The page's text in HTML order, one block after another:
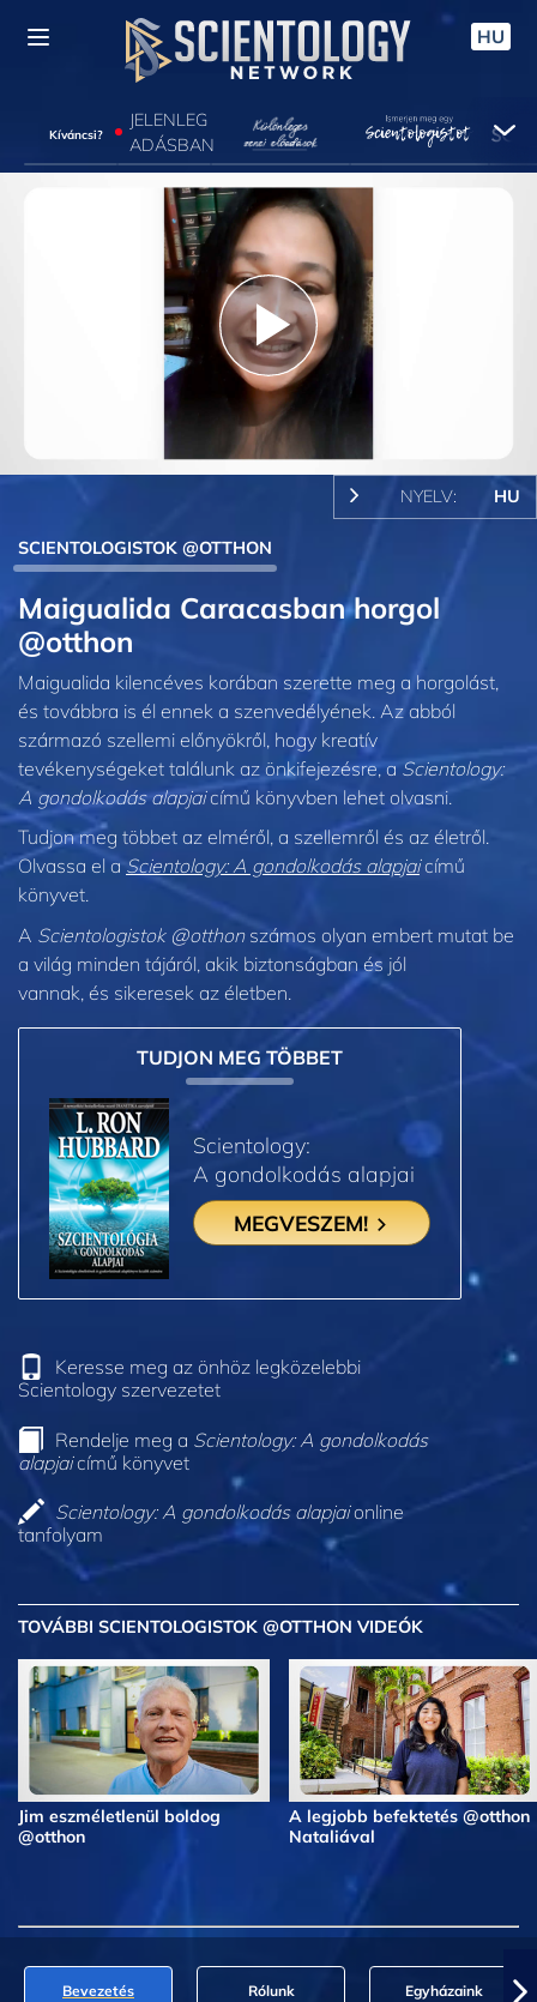
HU
Kíváncsi?
JELENLEG
ADÁSBAN
Play
Video
NYELV: HU
SCIENTOLOGISTOK @OTTHON
Maigualida Caracasban horgol
@otthon
Maigualida kilencéves korában szerette meg a horgolást,
és továbbra is él ennek a szenvedélyének. Az abból
származó szellemi előnyökről, hogy kreatív
tevékenységeket találunk az önkifejezésre, aScientology:
A gondolkodás alapjaicímű könyvben lehet olvasni.
Tudjon meg többet az elméről, a szellemről és az életről.
Olvassa el aScientology: A gondolkodás alapjaicímű
könyvet.
A Scientologistok @otthonszámos olyan embert mutat be
a világ minden tájáról, akik biztonságban és jól
vannak, és sikeresek az életben.
TUDJON MEG TÖBBET
Scientology:
A gondolkodás alapjai
MEGVESZEM!
Keresse meg az önhöz legközelebbi
Scientology szervezetet
Rendelje meg a Scientology: A gondolkodás
alapjaicímű könyvet
Scientology: A gondolkodás alapjaionline
tanfolyam
TOVÁBBI SCIENTOLOGISTOK @OTTHON VIDEÓK
Jim eszméletlenül boldog
@otthon
A legjobb befektetés @otthon
Nataliával
Bevezetés Rólunk Egyházaink